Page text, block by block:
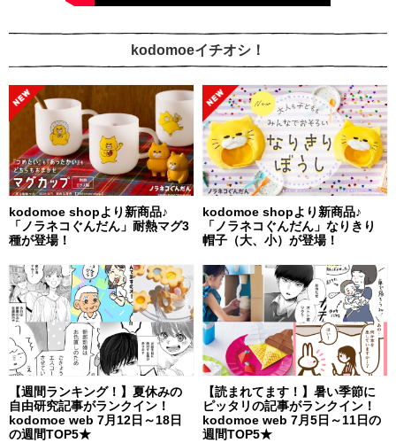
kodomoeイチオシ！
kodomoe shopより新商品♪
「ノラネコぐんだん」耐熱マグ3
種が登場！
kodomoe shopより新商品♪
「ノラネコぐんだん」なりきり
帽子（大、小）が登場！
【週間ランキング！】夏休みの
自由研究記事がランクイン！
kodomoe web 7月12日～18日
の週間TOP5★
【読まれてます！】暑い季節に
ピッタリの記事がランクイン！
kodomoe web 7月5日～11日の
週間TOP5★